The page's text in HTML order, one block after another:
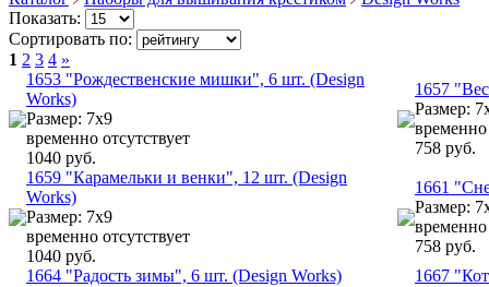
Показать:
Сортировать по:
1 2 3 4 »
1653 "Рождественские мишки", 6 шт. (Design
Works)
Размер: 7х9
временно отсутствует
1040 руб.
1657
Размер:
временно
758 руб.
1659 "Карамельки и венки", 12 шт. (Design
Works)
Размер: 7х9
временно отсутствует
1040 руб.
1661
Размер:
временно
758 руб.
1664 "Радость зимы", 6 шт. (Design Works)
1667